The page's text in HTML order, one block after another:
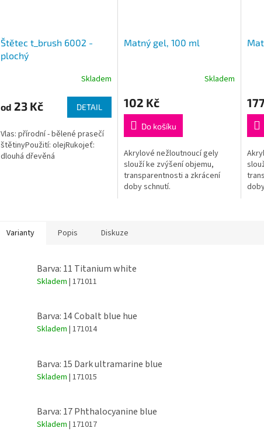
Štětec t_brush 6002 -
plochý
Skladem
od 23 Kč DETAIL
Vlas: přírodní - bělené prasečí
štětinyPoužití: olejRukojeť:
dlouhá dřevěná
Matný gel, 100 ml
Skladem
102 Kč
Do košíku
Akrylové nežloutnoucí gely
slouží ke zvýšení objemu,
transparentnosti a zkrácení
doby schnutí.
Varianty Popis Diskuze
Barva: 11 Titanium white
Skladem | 171011
Barva: 14 Cobalt blue hue
Skladem | 171014
Barva: 15 Dark ultramarine blue
Skladem | 171015
Barva: 17 Phthalocyanine blue
Skladem | 171017